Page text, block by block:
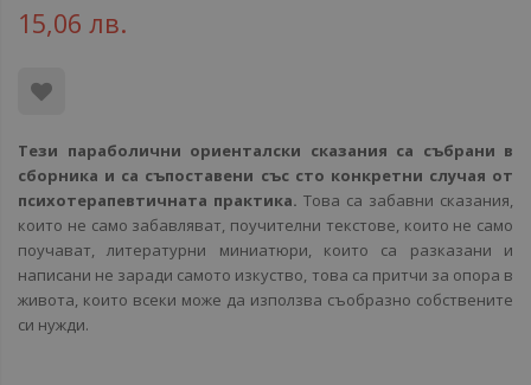
15,06 лв.
Тези параболични ориенталски сказания са събрани в
сборника и са съпоставени със сто конкретни случая от
психотерапевтичната практика. Това са забавни сказания,
които не само забавляват, поучителни текстове, които не само
поучават, литературни миниатюри, които са разказани и
написани не заради самото изкуство, това са притчи за опора в
живота, които всеки може да използва съобразно собствените
си нужди.